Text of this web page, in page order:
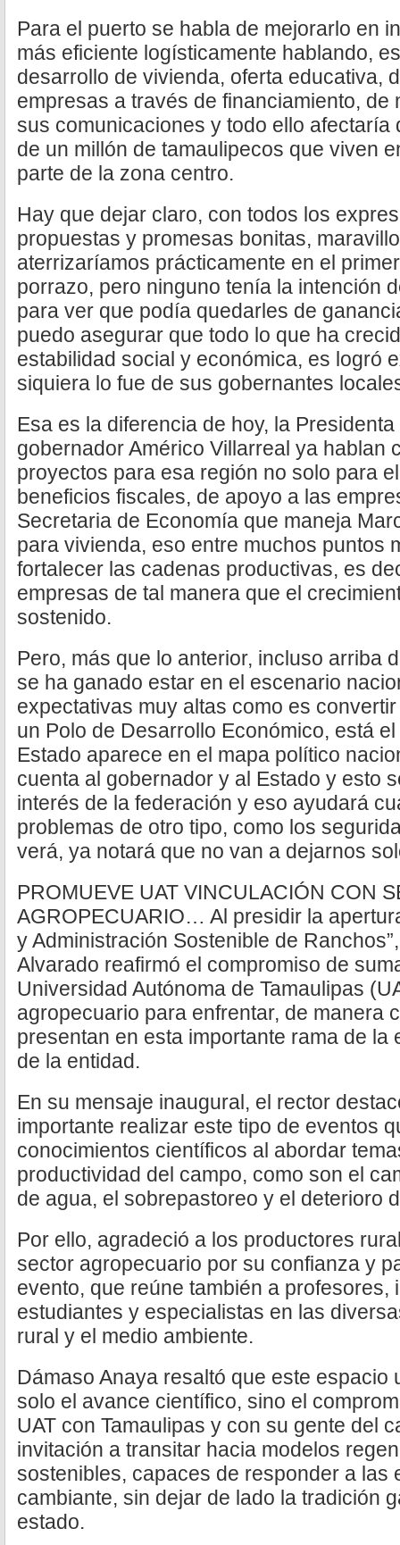
Para el puerto se habla de mejorarlo en
más eficiente logísticamente hablando,
desarrollo de vivienda, oferta educativa,
empresas a través de financiamiento, de
sus comunicaciones y todo ello afectaría
de un millón de tamaulipecos que viven
parte de la zona centro.
Hay que dejar claro, con todos los
propuestas y promesas bonitas,
aterrizaríamos prácticamente en el
porrazo, pero ninguno tenía la intención
para ver que podía quedarles de
puedo asegurar que todo lo que ha
estabilidad social y económica, es logró
siquiera lo fue de sus gobernantes
Esa es la diferencia de hoy, la
gobernador Américo Villarreal ya hablan
proyectos para esa región no solo para
beneficios fiscales, de apoyo a las
Secretaria de Economía que maneja
para vivienda, eso entre muchos puntos
fortalecer las cadenas productivas, es
empresas de tal manera que el
sostenido.
Pero, más que lo anterior, incluso arriba
se ha ganado estar en el escenario
expectativas muy altas como es
un Polo de Desarrollo Económico, está
Estado aparece en el mapa político
cuenta al gobernador y al Estado y esto
interés de la federación y eso ayudará
problemas de otro tipo, como los
verá, ya notará que no van a dejarnos
PROMUEVE UAT VINCULACIÓN CON
AGROPECUARIO… Al presidir la
y Administración Sostenible de
Alvarado reafirmó el compromiso de
Universidad Autónoma de Tamaulipas
agropecuario para enfrentar, de manera
presentan en esta importante rama de la
de la entidad.
En su mensaje inaugural, el rector
importante realizar este tipo de eventos
conocimientos científicos al abordar
productividad del campo, como son el
de agua, el sobrepastoreo y el deterioro
Por ello, agradeció a los productores
sector agropecuario por su confianza y
evento, que reúne también a profesores,
estudiantes y especialistas en las
rural y el medio ambiente.
Dámaso Anaya resaltó que este espacio
solo el avance científico, sino el
UAT con Tamaulipas y con su gente del
invitación a transitar hacia modelos
sostenibles, capaces de responder a las
cambiante, sin dejar de lado la tradición
estado.